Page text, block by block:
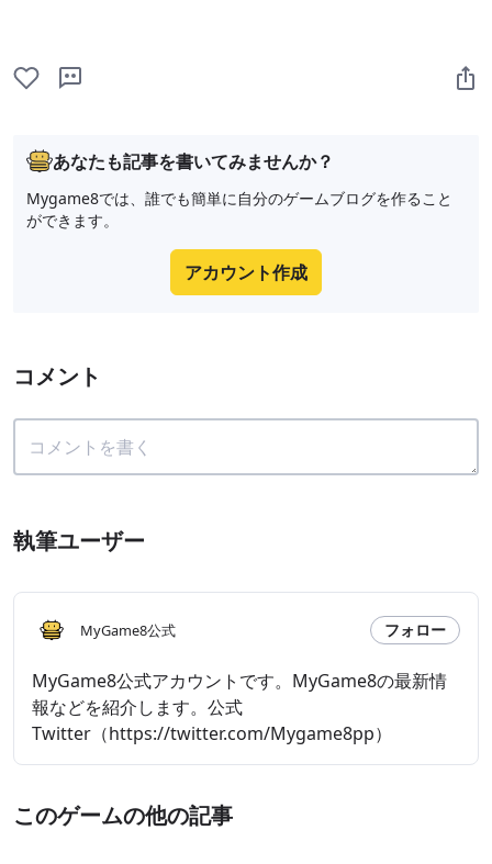
あなたも記事を書いてみませんか？
Mygame8では、誰でも簡単に自分のゲームブログを作ること
ができます。
アカウント作成
コメント
執筆ユーザー
MyGame8公式 フォロー
MyGame8公式アカウントです。MyGame8の最新情
報などを紹介します。公式
Twitter（https://twitter.com/Mygame8pp）
このゲームの他の記事